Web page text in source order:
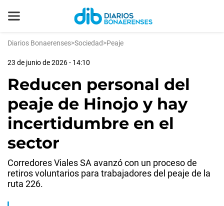
Diarios Bonaerenses>Sociedad>Peaje
23 de junio de 2026 - 14:10
Reducen personal del
peaje de Hinojo y hay
incertidumbre en el
sector
Corredores Viales SA avanzó con un proceso de
retiros voluntarios para trabajadores del peaje de la
ruta 226.